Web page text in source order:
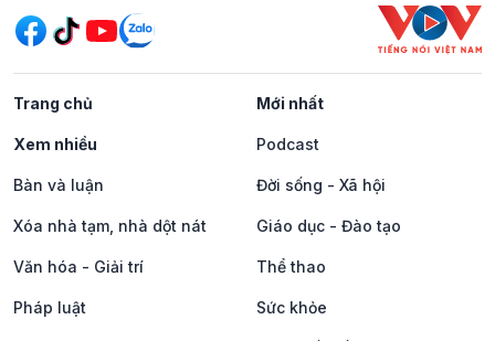
Trang chủ Mới nhất
Xem nhiều Podcast
Bàn và luận Đời sống - Xã hội
Xóa nhà tạm, nhà dột nát Giáo dục - Đào tạo
Văn hóa - Giải trí Thể thao
Pháp luật Sức khỏe